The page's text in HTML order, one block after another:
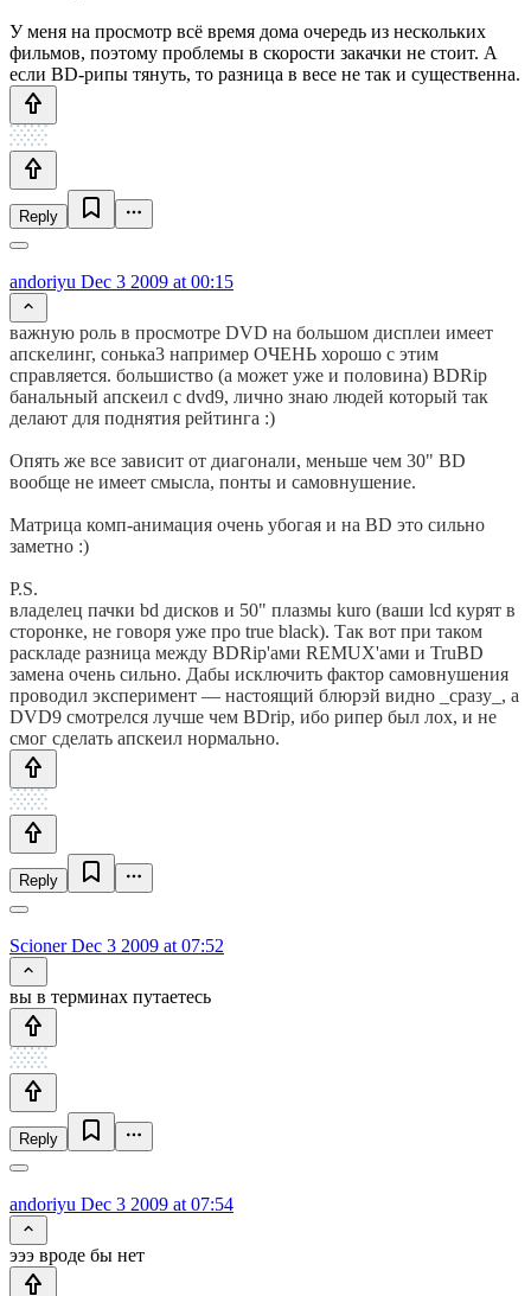
У меня на просмотр всё время дома очередь из нескольких
фильмов, поэтому проблемы в скорости закачки не стоит. А
если BD-рипы тянуть, то разница в весе не так и существенна.
Reply
andoriyu Dec 3 2009 at 00:15
важную роль в просмотре DVD на большом дисплеи имеет
апскелинг, сонька3 например ОЧЕНЬ хорошо с этим
справляется. большиство (а может уже и половина) BDRip
банальный апскеил с dvd9, лично знаю людей который так
делают для поднятия рейтинга :)
Опять же все зависит от диагонали, меньше чем 30" BD
вообще не имеет смысла, понты и самовнушение.
Матрица комп-анимация очень убогая и на BD это сильно
заметно :)
P.S.
владелец пачки bd дисков и 50" плазмы kuro (ваши lcd курят в
сторонке, не говоря уже про true black). Так вот при таком
раскладе разница между BDRip'ами REMUX'ами и TruBD
замена очень сильно. Дабы исключить фактор самовнушения
проводил эксперимент — настоящий блюрэй видно _сразу_, а
DVD9 смотрелся лучше чем BDrip, ибо рипер был лох, и не
смог сделать апскеил нормально.
Reply
ScionerDec 3 2009 at 07:52
вы в терминах путаетесь
Reply
andoriyu Dec 3 2009 at 07:54
эээ вроде бы нет